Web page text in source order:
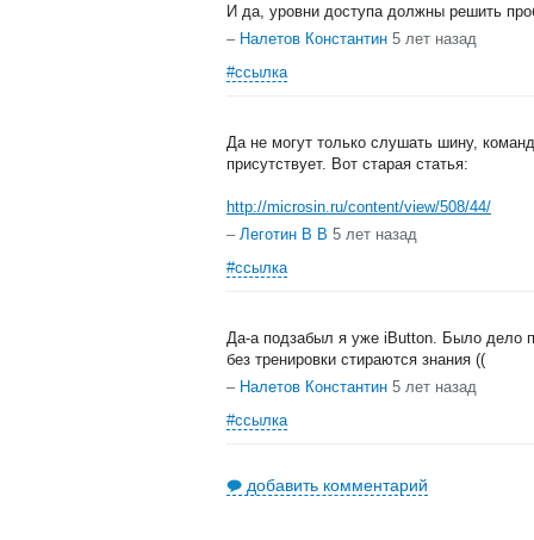
И да, уровни доступа должны решить
– Налетов Константин 5 лет назад
#ссылка
Да не могут только слушать шину,
присутствует. Вот старая статья:
http://microsin.ru/content/view/508/44/
– Леготин В В 5 лет назад
#ссылка
Да-а подзабыл я уже iButton. Было дело
без тренировки стираются знания ((
– Налетов Константин 5 лет назад
#ссылка
добавить комментарий